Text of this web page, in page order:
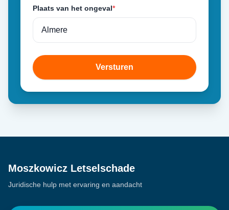
Plaats van het ongeval*
Versturen
Moszkowicz Letselschade
Juridische hulp met ervaring en aandacht